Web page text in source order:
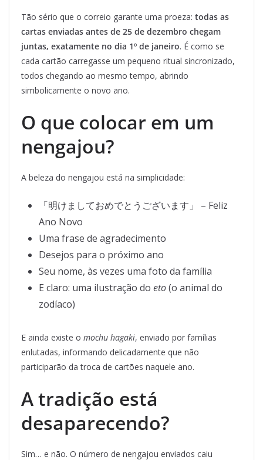
Tão sério que o correio garante uma proeza: todas as
cartas enviadas antes de 25 de dezembro chegam
juntas, exatamente no dia 1º de janeiro. É como se
cada cartão carregasse um pequeno ritual sincronizado,
todos chegando ao mesmo tempo, abrindo
simbolicamente o novo ano.
O que colocar em um
nengajou?
A beleza do nengajou está na simplicidade:
「明けましておめでとうございます」 – Feliz
Ano Novo
Uma frase de agradecimento
Desejos para o próximo ano
Seu nome, às vezes uma foto da família
E claro: uma ilustração do eto(o animal do
zodíaco)
E ainda existe o mochu hagaki, enviado por famílias
enlutadas, informando delicadamente que não
participarão da troca de cartões naquele ano.
A tradição está
desaparecendo?
Sim… e não. O número de nengajou enviados caiu